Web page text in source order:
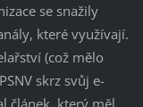
se snažily
které využívají.
(což mělo
skrz svůj e-
článek, který měl